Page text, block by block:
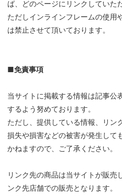
ば、どのページにリンクしていた
ただしインラインフレームの使用
は禁止させて頂いております。
■免責事項
当サイトに掲載する情報は記事公
するよう努めております。
ただし、提供している情報、リン
損失や損害などの被害が発生して
かねますので、ご了承ください。
リンク先の商品は当サイトが販売
ンク先店舗での販売となります。